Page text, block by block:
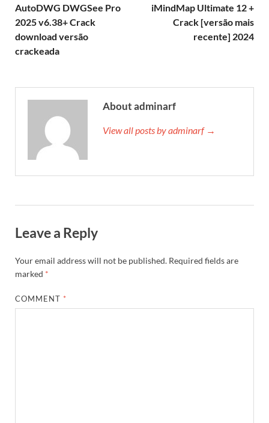
AutoDWG DWGSee Pro
2025 v6.38+ Crack
download versão
crackeada
iMindMap Ultimate 12 +
Crack [versão mais
recente] 2024
About adminarf
View all posts by adminarf →
Leave a Reply
Your email address will not be published. Required fields are
marked *
COMMENT *